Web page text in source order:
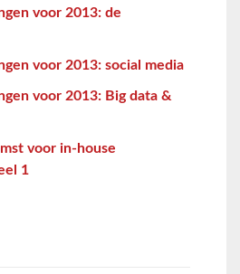
voor 2013: de
voor 2013: social media
voor 2013: Big data &
voor in-house
1